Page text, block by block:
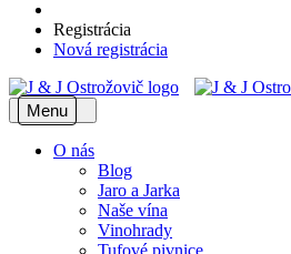
Registrácia
Nová registrácia
Menu
O nás
Blog
Jaro a Jarka
Naše vína
Vinohrady
Tufové pivnice